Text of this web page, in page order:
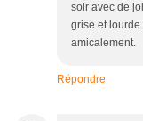
soir avec de
grise et lourde
amicalement.
Répondre